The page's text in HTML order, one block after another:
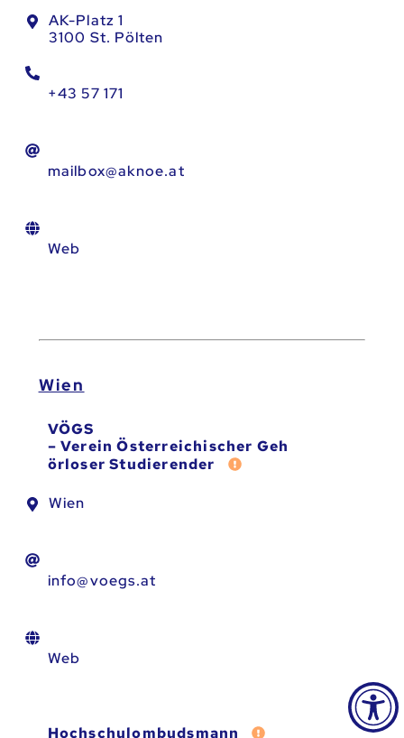
AK-Platz 1
3100 St. Pölten
+43 57 171
mailbox@aknoe.at
Web
Wien
VÖGS
– Verein Österreichischer Geh
örloser Studierender
Fehler melden
Wien
info@voegs.at
Web
Hochschulombudsmann Fehler melden